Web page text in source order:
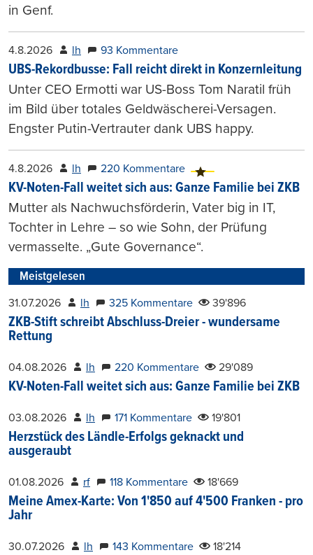
in Genf.
4.8.2026 lh 93 Kommentare
UBS-Rekordbusse: Fall reicht direkt in Konzernleitung
Unter CEO Ermotti war US-Boss Tom Naratil früh
im Bild über totales Geldwäscherei-Versagen.
Engster Putin-Vertrauter dank UBS happy.
4.8.2026 lh 220 Kommentare
KV-Noten-Fall weitet sich aus: Ganze Familie bei ZKB
Mutter als Nachwuchsförderin, Vater big in IT,
Tochter in Lehre – so wie Sohn, der Prüfung
vermasselte. „Gute Governance“.
Meistgelesen
31.07.2026 lh 325 Kommentare 39'896
ZKB-Stift schreibt Abschluss-Dreier - wundersame
Rettung
04.08.2026 lh 220 Kommentare 29'089
KV-Noten-Fall weitet sich aus: Ganze Familie bei ZKB
03.08.2026 lh 171 Kommentare 19'801
Herzstück des Ländle-Erfolgs geknackt und
ausgeraubt
01.08.2026 rf 118 Kommentare 18'669
Meine Amex-Karte: Von 1'850 auf 4'500 Franken - pro
Jahr
30.07.2026 lh 143 Kommentare 18'214